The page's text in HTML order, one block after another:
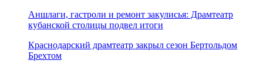
Аншлаги, гастроли и ремонт закулисья: Драмтеатр
кубанской столицы подвел итоги
Краснодарский драмтеатр закрыл сезон Бертольдом
Брехтом